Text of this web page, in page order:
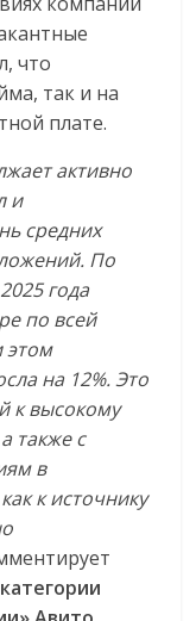
что
так и на
плате.
активно
и
средних
По
года
по всей
этом
на 12%. Это
к высокому
также с
в
к источнику